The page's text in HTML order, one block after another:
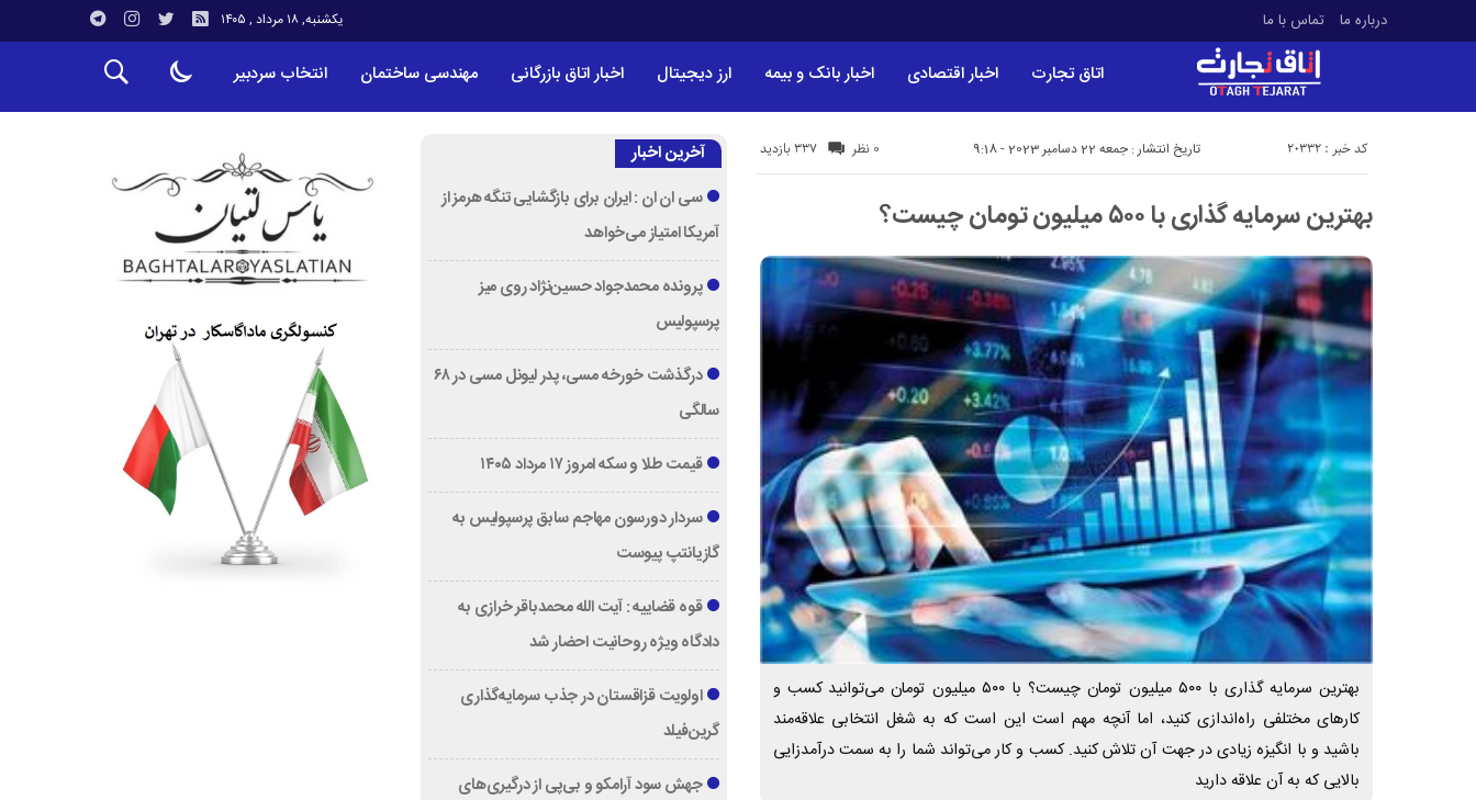
درباره ما تماس با ما یکشنبه, ۱۸ مرداد , ۱۴۰۵
اتاق تجارت اخبار اقتصادی اخبار بانک و بیمه ارز دیجیتال اخبار اتاق بازرگانی مهندسی ساختمان انتخاب سردبیر
تاریخ انتشار : جمعه 22 دسامبر 2023 - 9:18 337 بازدید کد خبر : 20332 0 نظر
بهترین سرمایه گذاری با ۵۰۰ میلیون تومان چیست؟
بهترین سرمایه گذاری با ۵۰۰ میلیون تومان چیست؟ با ۵۰۰ میلیون تومان می‌توانید کسب و
کار‌های مختلفی راه‌اندازی کنید، اما آنچه مهم است این است که به شغل انتخابی علاقه‌مند
باشید و با انگیزه زیادی در جهت آن تلاش کنید. کسب و کار می‌تواند شما را به سمت درآمدزایی
بالایی که به آن علاقه دارید
آخرین اخبار
سی ان ان : ایران برای بازگشایی تنگه هرمز از
آمریکا امتیاز می‌خواهد
پرونده محمدجواد حسین‌نژاد روی میز
پرسپولیس
درگذشت خورخه مسی، پدر لیونل مسی در ۶۸
سالگی
قیمت طلا و سکه امروز ۱۷ مرداد ۱۴۰۵
سردار دورسون مهاجم سابق پرسپولیس به
گازیانتپ پیوست
قوه قضاییه : آیت الله محمدباقر خرازی به
دادگاه ویژه روحانیت احضار شد
اولویت قزاقستان در جذب سرمایه‌گذاری
گرین‌فیلد
جهش سود آرامکو و بی‌پی از درگیری‌های